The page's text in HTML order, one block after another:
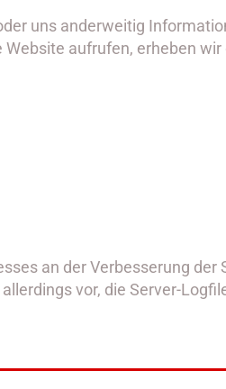
uns anderweitig
aufrufen, erheben
an der Verbesserung
vor, die Server-